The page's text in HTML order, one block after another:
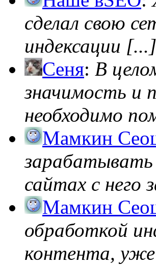
сделал свою
индексации [...]
Сеня: В
значимость и
необходимо
Мамкин
зарабатывать
сайтах с него
Мамкин
обработкой
контента,